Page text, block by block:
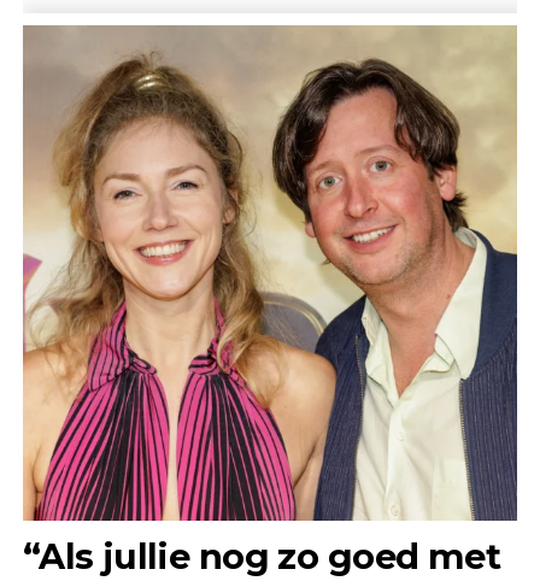
“Als jullie nog zo goed met